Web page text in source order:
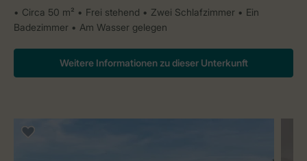
Circa 50 m² Frei stehend Zwei Schlafzimmer
Ein
Badezimmer
Am Wasser gelegen
Weitere Informationen zu dieser Unterkunft